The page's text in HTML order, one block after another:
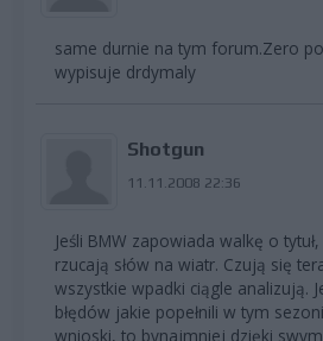
same durnie na tym forum.Zero
wypisuje drdymaly
Shotgun
11.11.2008 22:36
Jeśli BMW zapowiada walkę o
rzucają słów na wiatr. Czują się
wszystkie wpadki ciągle analizują.
błędów jakie popełnili w tym
wnioski, to bynajmniej dzięki